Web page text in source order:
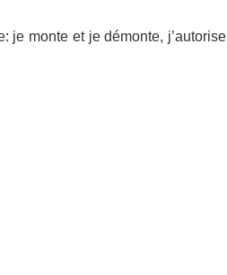
je monte et je démonte, j’autorise